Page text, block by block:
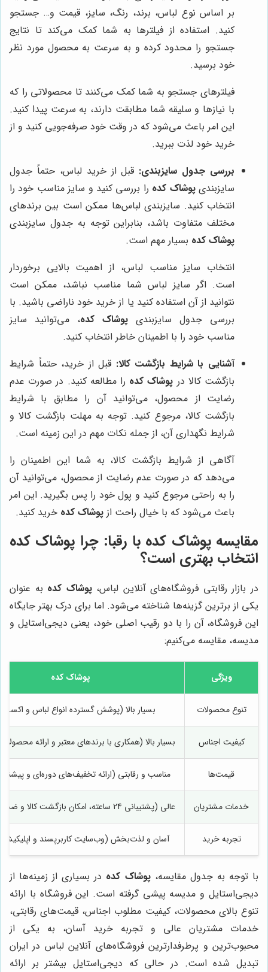
بر اساس نوع لباس، برند، رنگ، سایز، قیمت و… جستجو
کنید. استفاده از فیلترها به شما کمک می‌کند تا نتایج
جستجو را محدود کرده و به سرعت به محصول مورد نظر
خود برسید.
فیلترهای جستجو به شما کمک می‌کنند تا محصولاتی را که
با نیازها و سلیقه شما مطابقت دارند، به سرعت پیدا کنید.
این امر باعث می‌شود که در وقت خود صرفه‌جویی کنید و از
خرید خود لذت ببرید.
بررسی جدول سایزبندی: قبل از خرید لباس، حتماً جدول
سایزبندیپوشاک کده را بررسی کنید و سایز مناسب خود را
انتخاب کنید. سایزبندی لباس‌ها ممکن است بین برندهای
مختلف متفاوت باشد، بنابراین توجه به جدول سایزبندی
پوشاک کده بسیار مهم است.
انتخاب سایز مناسب لباس، از اهمیت بالایی برخوردار
است. اگر سایز لباس شما مناسب نباشد، ممکن است
نتوانید از آن استفاده کنید یا از خرید خود ناراضی باشید. با
بررسی جدول سایزبندی پوشاک کده، می‌توانید سایز
مناسب خود را با اطمینان خاطر انتخاب کنید.
آشنایی با شرایط بازگشت کالا: قبل از خرید، حتماً شرایط
بازگشت کالا در پوشاک کده را مطالعه کنید. در صورت عدم
رضایت از محصول، می‌توانید آن را مطابق با شرایط
بازگشت کالا، مرجوع کنید. توجه به مهلت بازگشت کالا و
شرایط نگهداری آن، از جمله نکات مهم در این زمینه است.
آگاهی از شرایط بازگشت کالا، به شما این اطمینان را
می‌دهد که در صورت عدم رضایت از محصول، می‌توانید آن
را به راحتی مرجوع کنید و پول خود را پس بگیرید. این امر
باعث می‌شود که با خیال راحت از پوشاک کده خرید کنید.
مقایسهپوشاک کده با رقبا: چرا پوشاک کده
انتخاب بهتری است؟
در بازار رقابتی فروشگاه‌های آنلاین لباس،پوشاک کده به عنوان
یکی از برترین گزینه‌ها شناخته می‌شود. اما برای درک بهتر جایگاه
این فروشگاه، آن را با دو رقیب اصلی خود، یعنی دیجی‌استایل و
مدیسه، مقایسه می‌کنیم:
ویژگی پوشاک کده
تنوع محصولات بسیار بالا (پوشش گسترده انواع لباس و
کیفیت اجناس بسیار بالا (همکاری با برندهای معتبر و ارائه
قیمت‌ها مناسب و رقابتی (ارائه تخفیف‌های دوره‌ای و
خدمات مشتریان عالی (پشتیبانی 24 ساعته، امکان بازگشت کالا و ضمانت اصالت)
تجربه خرید آسان و لذت‌بخش (وب‌سایت کاربرپسند و
با توجه به جدول مقایسه،پوشاک کده در بسیاری از زمینه‌ها از
دیجی‌استایل و مدیسه پیشی گرفته است. این فروشگاه با ارائه
تنوع بالای محصولات، کیفیت مطلوب اجناس، قیمت‌های رقابتی،
خدمات مشتریان عالی و تجربه خرید آسان، به یکی از
محبوب‌ترین و پرطرفدارترین فروشگاه‌های آنلاین لباس در ایران
تبدیل شده است. در حالی که دیجی‌استایل بیشتر بر ارائه